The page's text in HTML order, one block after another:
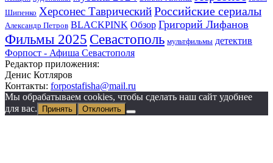
Шипенко Херсонес ТаврическийРоссийские сериалы
Александр Петров BLACKPINK Обзор Григорий Лифанов
Фильмы 2025 Севастополь мультфильмы детектив
Форпост - Афиша Севастополя
Редактор приложения:
Денис Котляров
Контакты: forpostafisha@mail.ru
Мы обрабатываем cookies, чтобы сделать наш сайт удобнее
для вас.
Принять Отклонить